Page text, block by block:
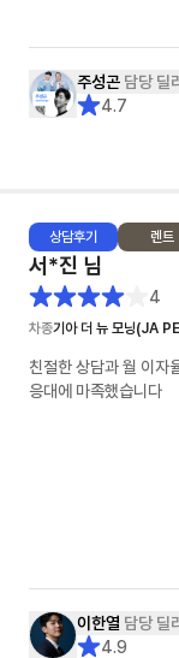
주성곤 담당 딜
4.7
상담후기 렌트
서*진 님
4
차종기아 더 뉴 모닝(JA
친절한 상담과 월 이자
응대에 마족했습니다
이한열 담당 딜
4.9